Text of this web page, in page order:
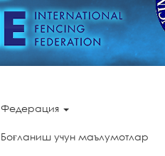
Федерация
Боғланиш учун маълумотлар